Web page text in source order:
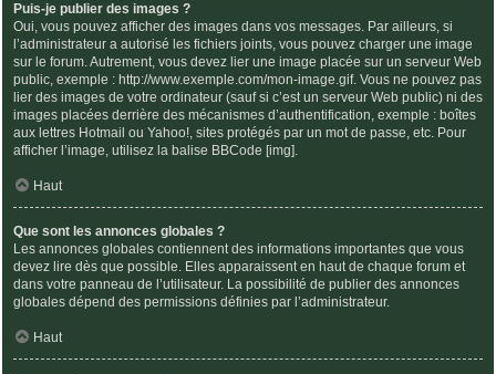
Puis-je publier des images ?
Oui, vous pouvez afficher des images dans vos messages. Par ailleurs, si
l’administrateur a autorisé les fichiers joints, vous pouvez charger une image
sur le forum. Autrement, vous devez lier une image placée sur un serveur Web
public, exemple : http://www.exemple.com/mon-image.gif. Vous ne pouvez pas
lier des images de votre ordinateur (sauf si c’est un serveur Web public) ni des
images placées derrière des mécanismes d’authentification, exemple : boîtes
aux lettres Hotmail ou Yahoo!, sites protégés par un mot de passe, etc. Pour
afficher l’image, utilisez la balise BBCode [img].
Haut
Que sont les annonces globales ?
Les annonces globales contiennent des informations importantes que vous
devez lire dès que possible. Elles apparaissent en haut de chaque forum et
dans votre panneau de l’utilisateur. La possibilité de publier des annonces
globales dépend des permissions définies par l’administrateur.
Haut